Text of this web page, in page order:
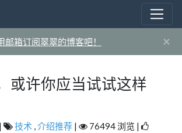
邮箱订阅翠翠的博客吧！ ×
或许你应当试试这样
技术 ,介绍推荐 |
76494 浏览 |